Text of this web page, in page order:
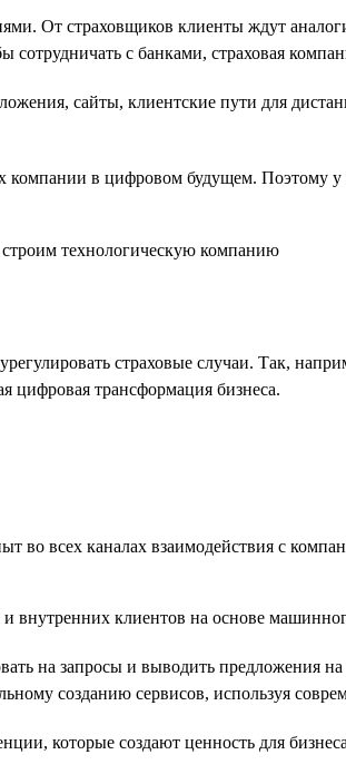
От страховщиков клиенты ждут
с банками, страховая
сайты, клиентские пути для
в цифровом будущем. Поэтому у
страховые случаи. Так,
трансформация бизнеса.
во всех каналах взаимодействия с
клиентов на основе
на запросы и выводить предложения
созданию сервисов, используя
которые создают ценность для